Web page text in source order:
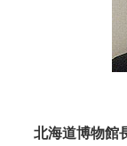
北海道博物